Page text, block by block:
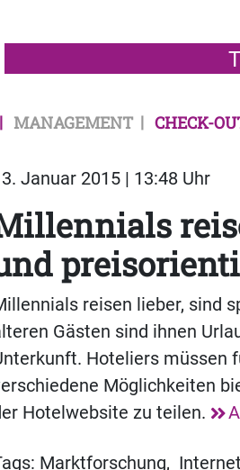
MANAGEMENT CHECK-
Januar 2015 | 13:48 Uhr
reisen lieber, sind
Gästen sind ihnen
Hoteliers müssen
Möglichkeiten
Hotelwebsite zu teilen.
Marktforschung, Internet